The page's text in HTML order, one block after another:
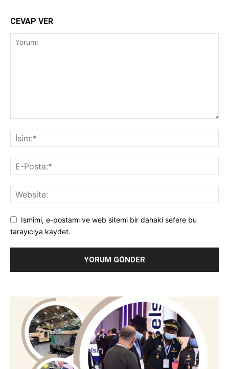
CEVAP VER
Ismimi, e-postamı ve web sitemi bir dahaki sefere bu
tarayıcıya kaydet.